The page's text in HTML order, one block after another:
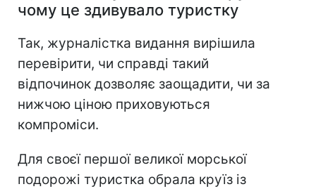
чому це здивувало туристку
Так, журналістка видання вирішила
перевірити, чи справді такий
відпочинок дозволяє заощадити, чи за
нижчою ціною приховуються
компроміси.
Для своєї першої великої морської
подорожі туристка обрала круїз із